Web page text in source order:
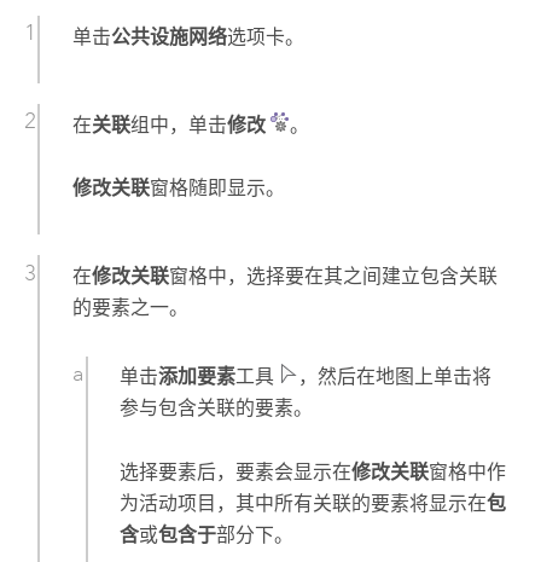
单击公共设施网络选项卡。
在关联组中，单击修改 。
修改关联窗格随即显示。
在修改关联窗格中，选择要在其之间建立包含关联
的要素之一。
单击添加要素工具
，然后在地图上单击将
参与包含关联的要素。
选择要素后，要素会显示在修改关联窗格中作
为活动项目，其中所有关联的要素将显示在包
含或包含于部分下。